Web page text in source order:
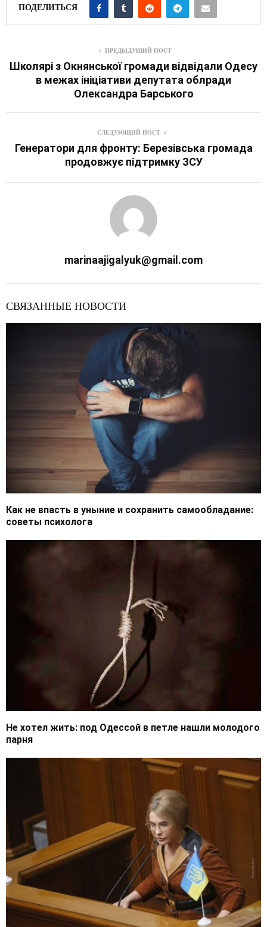
ПОДЕЛИТЬСЯ
ПРЕДЫДУЩИЙ ПОСТ
Школярі з Окнянської громади відвідали Одесу
в межах ініціативи депутата облради
Олександра Барського
СЛЕДУЮЩИЙ ПОСТ
Генератори для фронту: Березівська громада
продовжує підтримку ЗСУ
marinaajigalyuk@gmail.com
СВЯЗАННЫЕ НОВОСТИ
Как не впасть в уныние и сохранить самообладание:
советы психолога
Не хотел жить: под Одессой в петле нашли молодого
парня